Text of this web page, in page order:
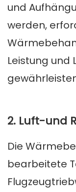
und
werden,
Leistung und
2. Luft-und
Die
bearbeitete